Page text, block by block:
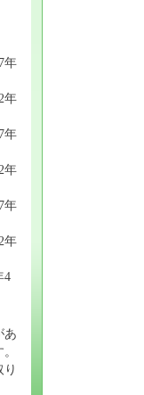
年
年
年
年
年
年
4
あ